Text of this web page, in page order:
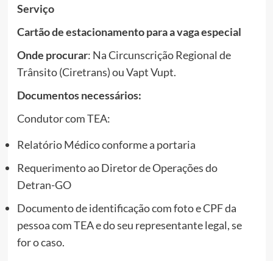
Serviço
Cartão de estacionamento para a vaga especial
Onde procurar: Na Circunscrição Regional de
Trânsito (Ciretrans) ou Vapt Vupt.
Documentos necessários:
Condutor com TEA:
Relatório Médico conforme a portaria
Requerimento ao Diretor de Operações do
Detran-GO
Documento de identificação com foto e CPF da
pessoa com TEA e do seu representante legal, se
for o caso.